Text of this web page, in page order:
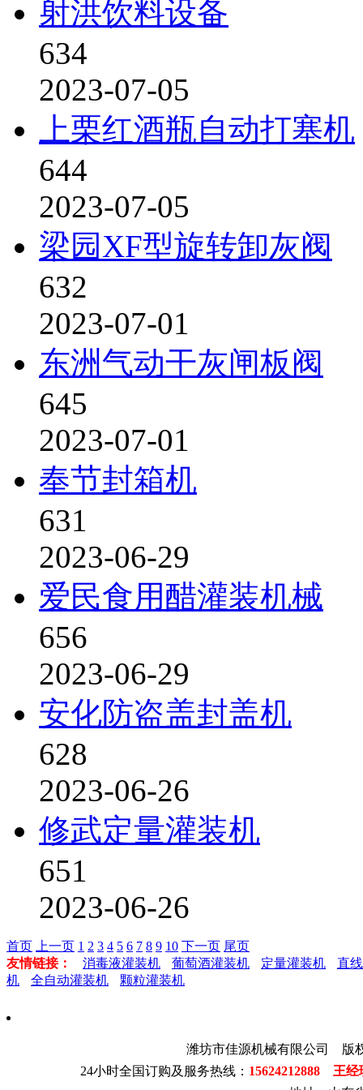
射洪饮料设备
634
2023-07-05
上栗红酒瓶自动打塞机
644
2023-07-05
梁园XF型旋转卸灰阀
632
2023-07-01
东洲气动干灰闸板阀
645
2023-07-01
奉节封箱机
631
2023-06-29
爱民食用醋灌装机械
656
2023-06-29
安化防盗盖封盖机
628
2023-06-26
修武定量灌装机
651
2023-06-26
首页 上一页 1 2 3 4 5 6 7 8 9 10 下一页 尾页
友情链接：
消毒液灌装机 葡萄酒灌装机 定量灌装机
直
机
全自动灌装机 颗粒灌装机
潍坊市佳源机械有限公司 版
24小时全国订购及服务热线： 15624212888 王